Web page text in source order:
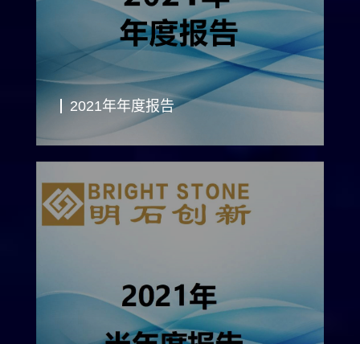
· 首页
Home
· 关于
About
· 团队
Team
· 产业
Industry
2021年年度报告